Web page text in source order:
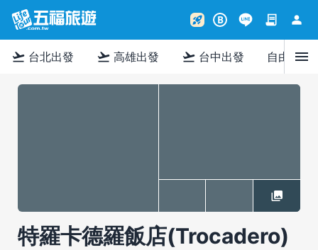
rocket_launch B contract person
flight_takeoff 台北出發 flight_takeoff 高雄出發 flight_takeoff 台中出發 自由行menu
特羅卡德羅飯店(Trocadero)